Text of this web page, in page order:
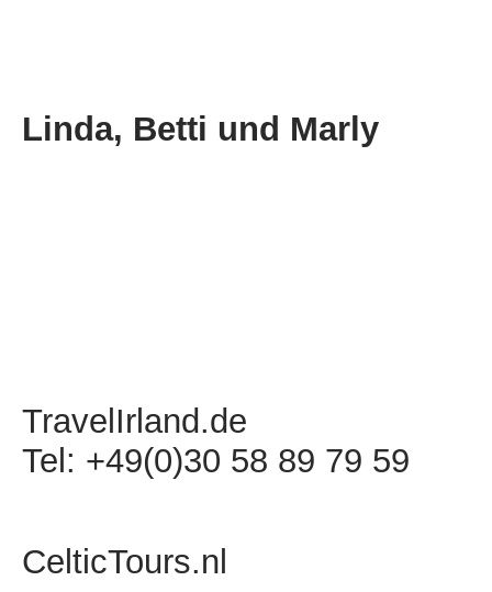
Linda, Betti und Marly
TravelIrland.de
Tel: +49(0)30 58 89 79 59
CelticTours.nl